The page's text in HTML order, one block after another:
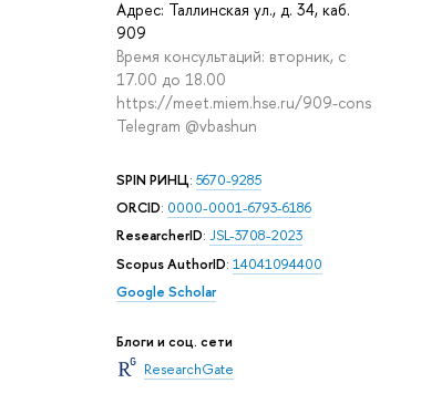
Адрес: Таллинская ул., д. 34, каб.
909
Время консультаций: вторник, с
17.00 до 18.00
https://meet.miem.hse.ru/909-cons
Telegram @vbashun
SPIN РИНЦ: 5670-9285
ORCID: 0000-0001-6793-6186
ResearcherID: JSL-3708-2023
Scopus AuthorID: 14041094400
Google Scholar
Блоги и соц. сети
ResearchGate